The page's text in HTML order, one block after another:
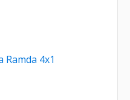
Ramda 4x1